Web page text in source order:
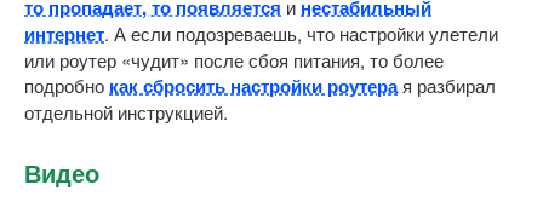
то пропадает, то появляется инестабильный
интернет. А если подозреваешь, что настройки улетели
или роутер «чудит» после сбоя питания, то более
подробнокак сбросить настройки роутерая разбирал
отдельной инструкцией.
Видео